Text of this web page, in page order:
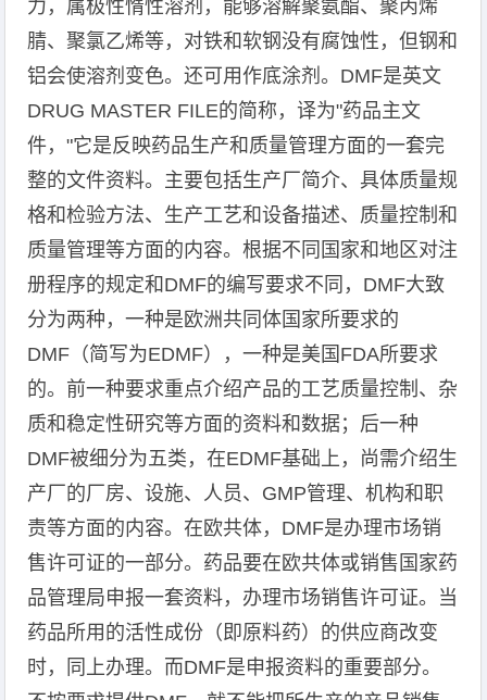
力，属极性惰性溶剂，能够溶解聚氨酯、聚丙烯
腈、聚氯乙烯等，对铁和软钢没有腐蚀性，但钢和
铝会使溶剂变色。还可用作底涂剂。DMF是英文
DRUG MASTER FILE的简称，译为"药品主文
件，"它是反映药品生产和质量管理方面的一套完
整的文件资料。主要包括生产厂简介、具体质量规
格和检验方法、生产工艺和设备描述、质量控制和
质量管理等方面的内容。根据不同国家和地区对注
册程序的规定和DMF的编写要求不同，DMF大致
分为两种，一种是欧洲共同体国家所要求的
DMF（简写为EDMF），一种是美国FDA所要求
的。前一种要求重点介绍产品的工艺质量控制、杂
质和稳定性研究等方面的资料和数据；后一种
DMF被细分为五类，在EDMF基础上，尚需介绍生
产厂的厂房、设施、人员、GMP管理、机构和职
责等方面的内容。在欧共体，DMF是办理市场销
售许可证的一部分。药品要在欧共体或销售国家药
品管理局申报一套资料，办理市场销售许可证。当
药品所用的活性成份（即原料药）的供应商改变
时，同上办理。而DMF是申报资料的重要部分。